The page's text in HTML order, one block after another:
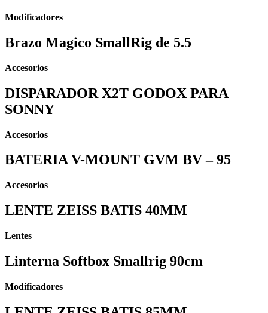
Modificadores
Brazo Magico SmallRig de 5.5
Accesorios
DISPARADOR X2T GODOX PARA
SONNY
Accesorios
BATERIA V-MOUNT GVM BV – 95
Accesorios
LENTE ZEISS BATIS 40MM
Lentes
Linterna Softbox Smallrig 90cm
Modificadores